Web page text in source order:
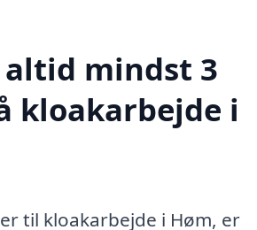
mindst 3
kloakarbejde i
til kloakarbejde i Høm, er